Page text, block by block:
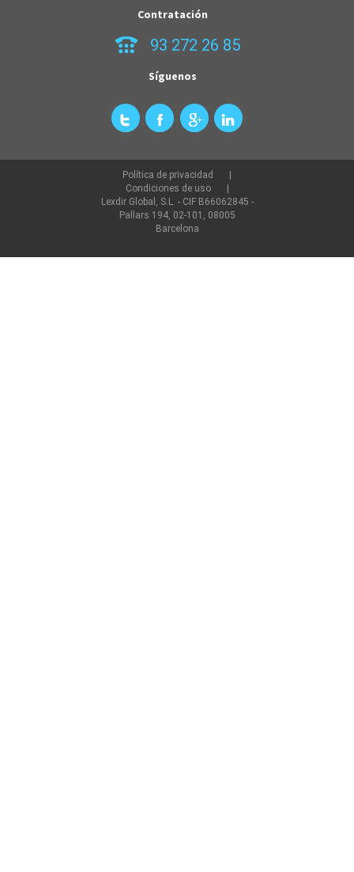
Contratación
93 272 26 85
Síguenos
Política de privacidad
Condiciones de uso
Lexdir Global, S.L. - CIF B66062845 -
Pallars 194, 02-101, 08005
Barcelona